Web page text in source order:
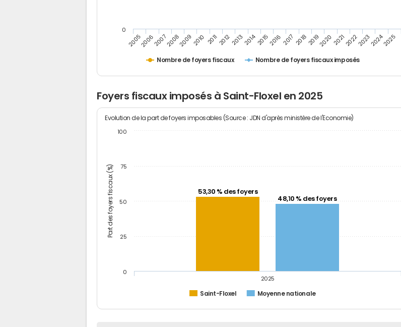
Nombre de foyers fiscaux Nombre de foyers fiscaux imposés
200520062007200820092010 201120122013201420152016 2017 20182019202020212022202320242025
0
Foyers fiscaux imposés à Saint-Floxel en 2025
Part des foyers fiscaux (%)
Evolution de la part de foyers imposables (Source : JDN d'après ministère de l'Economie)
53,30 % des foyers
48,10 % des foyers
Saint-Floxel Moyenne nationale
2025
0
25
50
75
100